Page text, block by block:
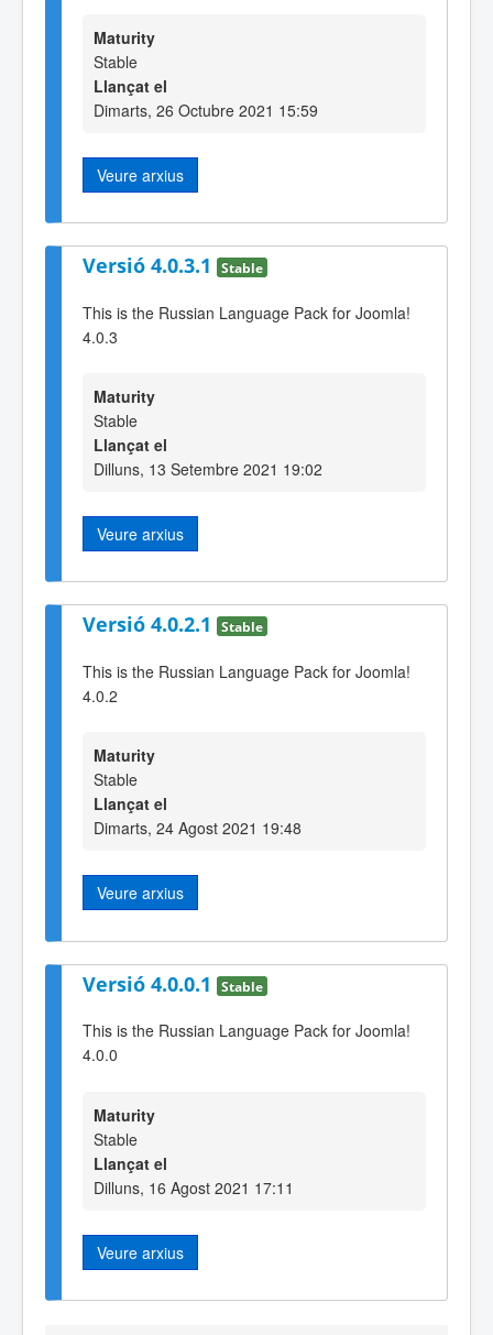
Maturity
Stable
Llançat el
Dimarts, 26 Octubre 2021 15:59
Veure arxius
Versió 4.0.3.1 Stable
This is the Russian Language Pack for Joomla!
4.0.3
Maturity
Stable
Llançat el
Dilluns, 13 Setembre 2021 19:02
Veure arxius
Versió 4.0.2.1 Stable
This is the Russian Language Pack for Joomla!
4.0.2
Maturity
Stable
Llançat el
Dimarts, 24 Agost 2021 19:48
Veure arxius
Versió 4.0.0.1 Stable
This is the Russian Language Pack for Joomla!
4.0.0
Maturity
Stable
Llançat el
Dilluns, 16 Agost 2021 17:11
Veure arxius